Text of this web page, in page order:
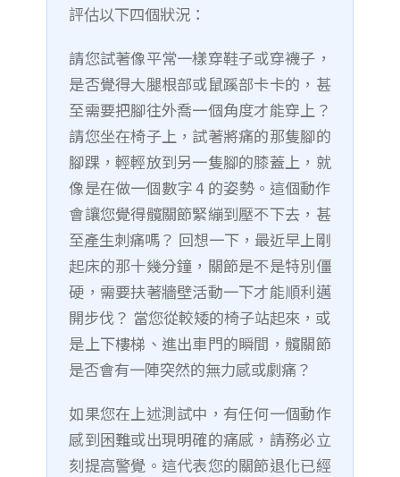
評估以下四個狀況：
請您試著像平常一樣穿鞋子或穿襪子，
是否覺得大腿根部或鼠蹊部卡卡的，甚
至需要把腳往外喬一個角度才能穿上？
請您坐在椅子上，試著將痛的那隻腳的
腳踝，輕輕放到另一隻腳的膝蓋上，就
像是在做一個數字 4 的姿勢。這個動作
會讓您覺得髖關節緊繃到壓不下去，甚
至產生刺痛嗎？ 回想一下，最近早上剛
起床的那十幾分鐘，關節是不是特別僵
硬，需要扶著牆壁活動一下才能順利邁
開步伐？ 當您從較矮的椅子站起來，或
是上下樓梯、進出車門的瞬間，髖關節
是否會有一陣突然的無力感或劇痛？
如果您在上述測試中，有任何一個動作
感到困難或出現明確的痛感，請務必立
刻提高警覺。這代表您的關節退化已經